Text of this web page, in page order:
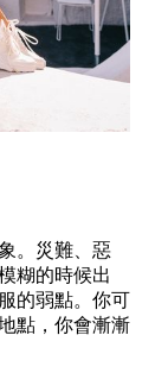
。災​​難、惡
糊的時候出
的弱點。你可
點，你會漸漸